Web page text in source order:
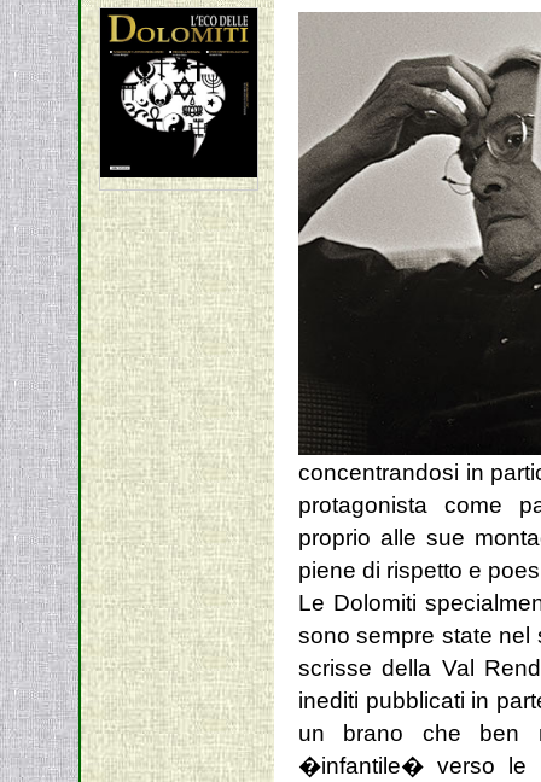
concentrandosi in
protagonista come
proprio alle sue
piene di rispetto e
Le Dolomiti
sono sempre state nel
scrisse della Val
inediti pubblicati in
un brano che ben
�infantile� verso le